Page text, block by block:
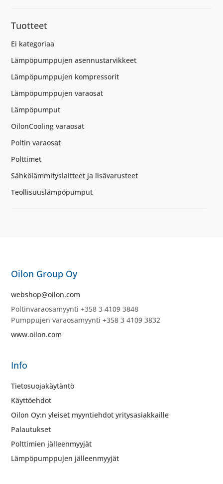
DN250
2500M3/
Tuotteet
Ei kategoriaa
Lämpöpumppujen asennustarvikkeet
Lämpöpumppujen kompressorit
Lämpöpumppujen varaosat
Lämpöpumput
OilonCooling varaosat
Poltin varaosat
Polttimet
Sähkölämmityslaitteet ja lisävarusteet
Teollisuuslämpöpumput
Oilon Group Oy
webshop@oilon.com
Poltinvaraosamyynti +358 3 4109 3848
Pumppujen varaosamyynti +358 3 4109 3832
www.oilon.com
Info
Tietosuojakäytäntö
Käyttöehdot
Oilon Oy:n yleiset myyntiehdot yritysasiakkaille
Palautukset
Polttimien jälleenmyyjät
Lämpöpumppujen jälleenmyyjät